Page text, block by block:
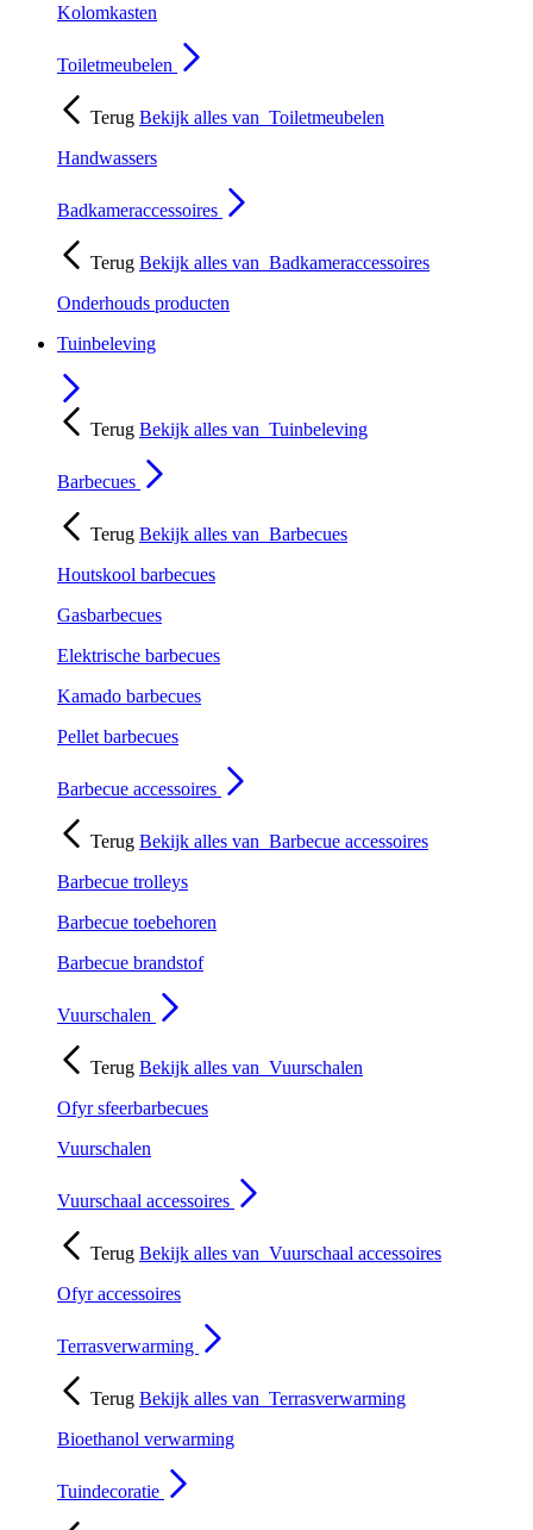
Kolomkasten
Toiletmeubelen
Terug Bekijk alles van Toiletmeubelen
Handwassers
Badkameraccessoires
Terug Bekijk alles van Badkameraccessoires
Onderhouds producten
Tuinbeleving
Terug Bekijk alles van Tuinbeleving
Barbecues
Terug Bekijk alles van Barbecues
Houtskool barbecues
Gasbarbecues
Elektrische barbecues
Kamado barbecues
Pellet barbecues
Barbecue accessoires
Terug Bekijk alles van Barbecue accessoires
Barbecue trolleys
Barbecue toebehoren
Barbecue brandstof
Vuurschalen
Terug Bekijk alles van Vuurschalen
Ofyr sfeerbarbecues
Vuurschalen
Vuurschaal accessoires
Terug Bekijk alles van Vuurschaal accessoires
Ofyr accessoires
Terrasverwarming
Terug Bekijk alles van Terrasverwarming
Bioethanol verwarming
Tuindecoratie